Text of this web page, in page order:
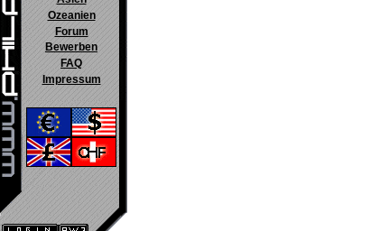
Ozeanien
Forum
Bewerben
FAQ
Impressum